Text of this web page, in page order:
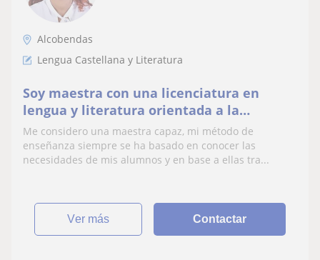
Alcobendas
Lengua Castellana y Literatura
Soy maestra con una licenciatura en
lengua y literatura orientada a la
educación.
Me considero una maestra capaz, mi método de
enseñanza siempre se ha basado en conocer las
necesidades de mis alumnos y en base a ellas tra...
ver más Contactar